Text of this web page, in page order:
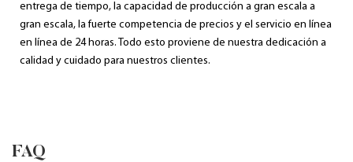
entrega de tiempo, la capacidad de producción a gran escala a
gran escala, la fuerte competencia de precios y el servicio en línea
en línea de 24 horas. Todo esto proviene de nuestra dedicación a
calidad y cuidado para nuestros clientes.
FAQ